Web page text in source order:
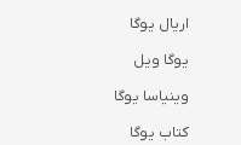
اریال یوگا
یوگا ویل
وینیاسا یوگا
کتاب یوگا